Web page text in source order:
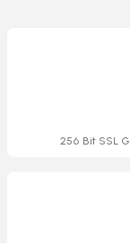
Ürün
256 Bit SSL